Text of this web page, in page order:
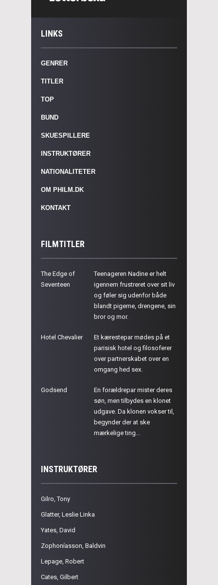
LINKS
GENRER
TITLER
TOP
BUND
SKUESPILLERE
INSTRUKTØRER
NATIONALITETER
OM PHILM.DK
KONTAKT
FILMTITLER
The Edge of
Seventeen
Teenageren Nadine er helt
igennem frustreret over sit liv
og føler sig udenfor både
blandt pigerne, drengene, sin
bror og mor.
Hotel Chevalier
Et kærestepar mødes på et
parisisk hotel og filosoferer
over partnerskabet over en
omgang hed sex.
Godsend
En forældrepar mister deres
søn, men tilbydes en klonet
udgave. Da klonen vokser til,
begynder der at ske
mærkelige ting...
INSTRUKTØRER
Gilro, Tony
Glatter, Leslie Linka
Yates, David
Zophoníasson, Baldvin
Lepage, Robert
Cates, Gilbert